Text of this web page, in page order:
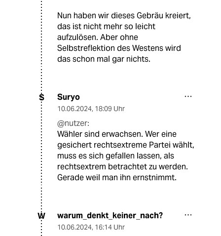
Nun haben wir dieses Gebräu kreiert,
das ist nicht mehr so leicht
aufzulösen. Aber ohne
Selbstreflektion des Westens wird
das schon mal gar nichts.
S Suryo
10.06.2024, 18:09 Uhr
@nutzer:
Wähler sind erwachsen. Wer eine
gesichert rechtsextreme Partei wählt,
muss es sich gefallen lassen, als
rechtsextrem betrachtet zu werden.
Gerade weil man ihn ernstnimmt.
W warum_denkt_keiner_nach?
10.06.2024, 16:14 Uhr